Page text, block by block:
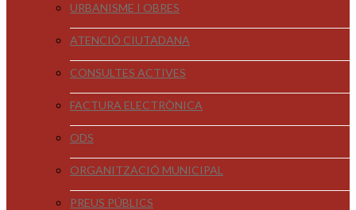
URBANISME I OBRES
ATENCIÓ CIUTADANA
CONSULTES ACTIVES
FACTURA ELECTRÒNICA
ODS
ORGANITZACIÓ MUNICIPAL
PREUS PÚBLICS